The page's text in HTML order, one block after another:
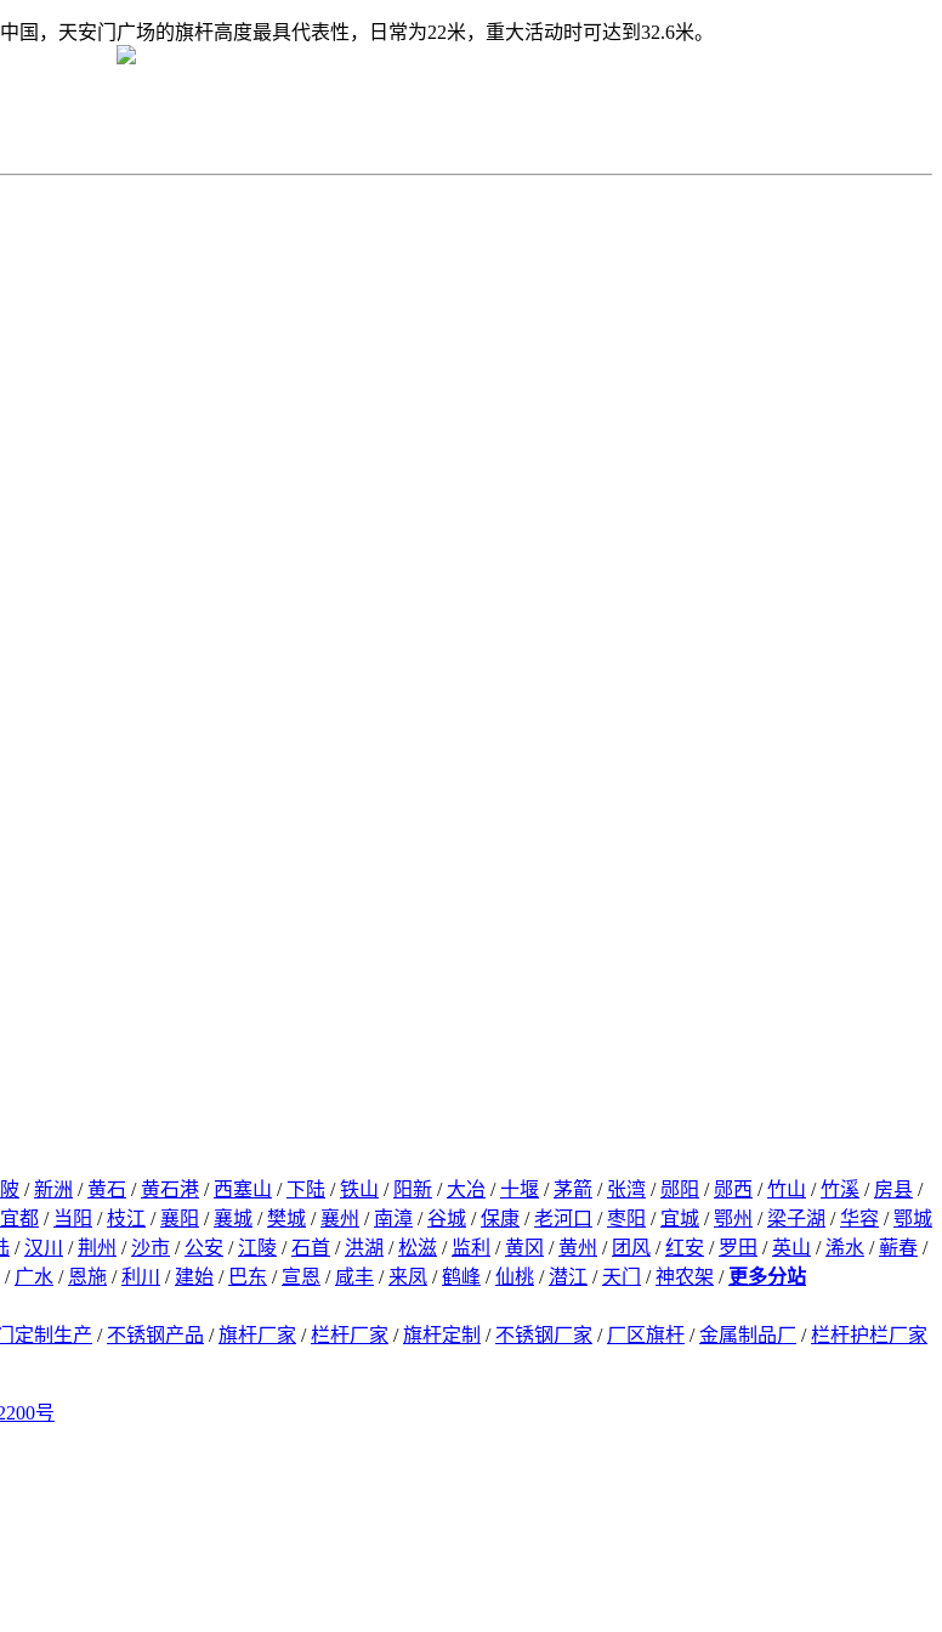
，天安门广场的旗杆高度最具代表性，日常为22米，重大活动时可达到32.6米。
/新洲 /黄石 /黄石港 / 西塞山 /下陆 /铁山 / 阳新 / 大冶 /十堰 /茅箭 / 张湾 / 郧阳 / 郧西 /竹山 /竹溪 / 房县 /
宜都 / 当阳 /枝江 /襄阳 /襄城 /樊城 /襄州 / 南漳 /谷城 /保康 /老河口 /枣阳 / 宜城 /鄂州 / 梁子湖 /华容 /鄂城
/汉川 /荆州 /沙市 / 公安 / 江陵 /石首 / 洪湖 /松滋 / 监利 /黄冈 /黄州 / 团风 /红安 / 罗田 / 英山 /浠水 /蕲春 /
/ 广水 / 恩施 /利川 / 建始 / 巴东 / 宣恩 / 咸丰 / 来凤 /鹤峰 /仙桃 /潜江 / 天门 /神农架 / 更多分站
定制生产 / 不锈钢产品 /旗杆厂家 /栏杆厂家 /旗杆定制 / 不锈钢厂家 / 厂区旗杆 /金属制品厂 /栏杆护栏厂家
号